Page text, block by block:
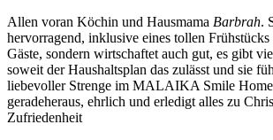
Allen voran Köchin und Hausmama Barbrah.
hervorragend, inklusive eines tollen Frühstücks
Gäste, sondern wirtschaftet auch gut, es gibt
soweit der Haushaltsplan das zulässt und sie
liebevoller Strenge im MALAIKA Smile
geradeheraus, ehrlich und erledigt alles zu
Zufriedenheit